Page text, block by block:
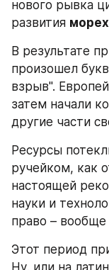
нового рывка
развития
В результате
произошел
взрыв".
затем начали
другие части
Ресурсы
ручейком, как
настоящей
науки и
право –
Этот период